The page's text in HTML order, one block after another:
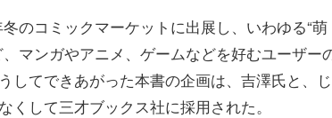
のコミックマーケットに出展し、いわゆる“萌
マンガやアニメ、ゲームなどを好むユーザー
してできあがった本書の企画は、吉澤氏と、
して三才ブックス社に採用された。